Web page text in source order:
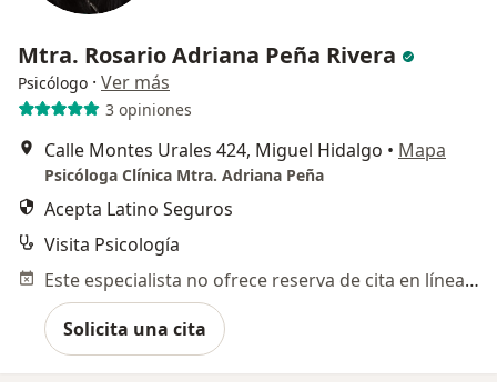
Mtra. Rosario Adriana Peña Rivera
Psicólogo · Ver más
3 opiniones
Calle Montes Urales 424, Miguel Hidalgo • Mapa
Psicóloga Clínica Mtra. Adriana Peña
Acepta Latino Seguros
Visita Psicología
Este especialista no ofrece reserva de cita en línea en esta dirección.
Solicita una cita